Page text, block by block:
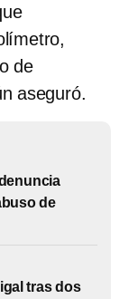
de
aseguró.
de
tras dos